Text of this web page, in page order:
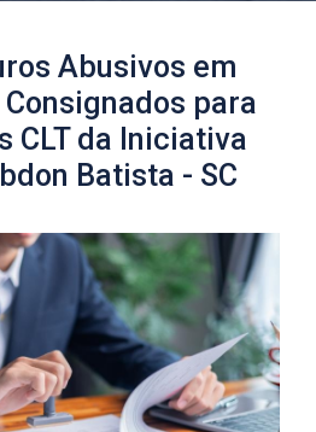
Abusivos em
para
CLT da Iniciativa
Batista - SC